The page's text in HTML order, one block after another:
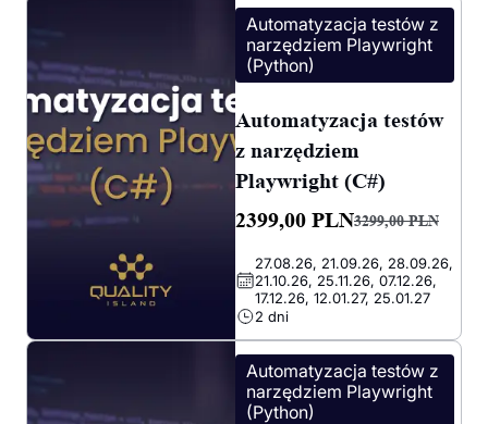
Automatyzacja testów z
narzędziem Playwright
(Python)
Automatyzacja testów
z narzędziem
Playwright (C#)
3299,00PLN
cena
wynosiła:
3299,00 PLN.
2399,00PLN
cena
wynosi:
2399,00 PLN.
27.08.26, 21.09.26, 28.09.26,
21.10.26, 25.11.26, 07.12.26,
17.12.26, 12.01.27, 25.01.27
2 dni
Automatyzacja testów z
narzędziem Playwright
(Python)